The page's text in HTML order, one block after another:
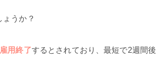
うか？
用終了するとされており、最短で2週間後